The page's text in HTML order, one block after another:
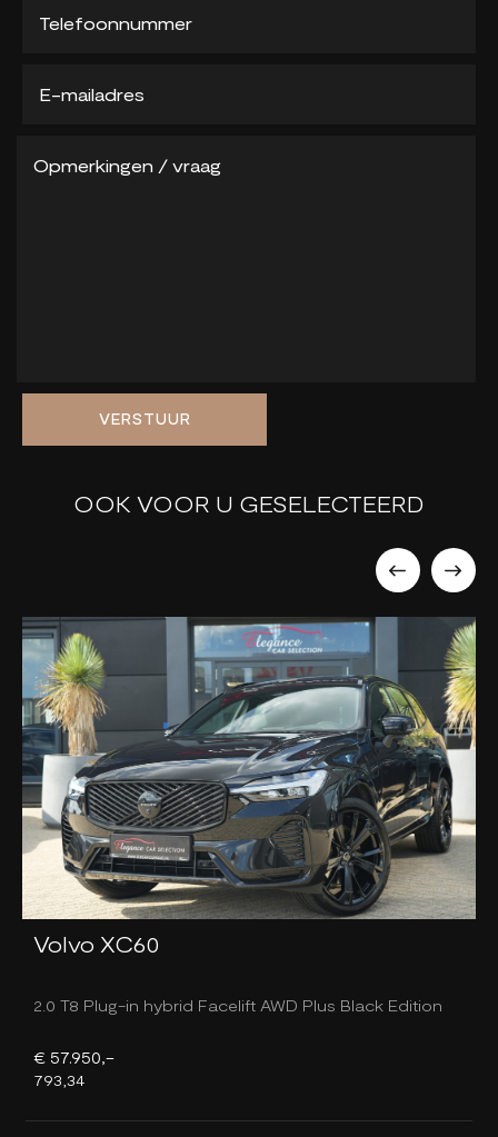
VERSTUUR
OOK VOOR U GESELECTEERD
Volvo XC60
2.0 T8 Plug-in hybrid Facelift AWD Plus Black Edition
€ 57.950,-
793,34